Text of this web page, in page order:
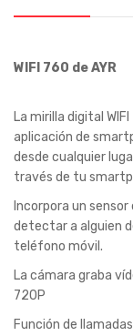
WIFI 760 de AYR
La mirilla digital
aplicación de
desde cualquier
través de tu
Incorpora un
detectar a alguien
teléfono móvil.
La cámara graba
720P
Función de